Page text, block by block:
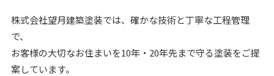
株式会社望月建築塗装では、確かな技術と丁寧な工程管理
で、
お客様の大切なお住まいを10年・20年先まで守る塗装をご提
案しています。